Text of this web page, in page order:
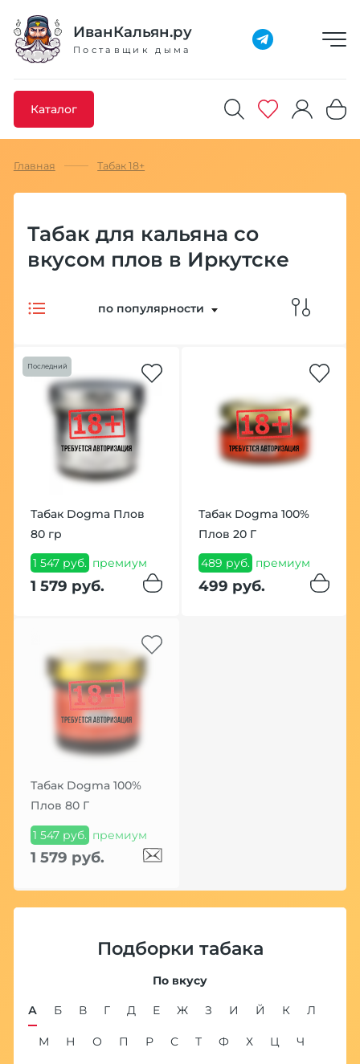
ИванКальян.ру
Поставщик дыма
Каталог
Добавлено максимальное кол-во товара
Главная Табак 18+
Табак для кальяна со
вкусом плов в Иркутске
по популярности
Последний
Табак Dogma Плов
80 гр
1 547 руб. премиум
1 579 руб.
Табак Dogma 100%
Плов 20 Г
489 руб. премиум
499 руб.
Табак Dogma 100%
Плов 80 Г
1 547 руб. премиум
1 579 руб.
Подборки табака
По вкусу
А Б В Г Д Е Ж З И Й К Л
М Н О П Р С Т Ф Х Ц Ч